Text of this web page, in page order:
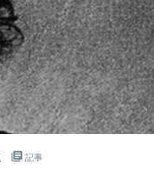
記事